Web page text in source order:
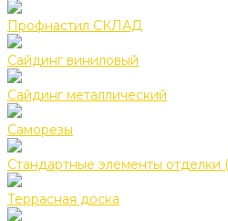
Профнастил СКЛАД
Сайдинг виниловый
Сайдинг металлический
Саморезы
Стандартные элементы
Террасная доска